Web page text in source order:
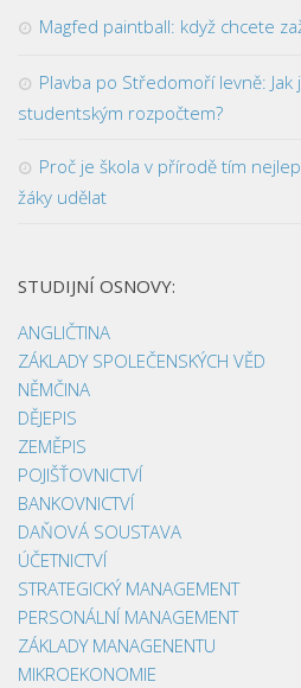
Magfed paintball: když chcete
Plavba po Středomoří levně: Jak
studentským rozpočtem?
Proč je škola v přírodě tím
žáky udělat
STUDIJNÍ OSNOVY:
ANGLIČTINA
ZÁKLADY SPOLEČENSKÝCH VĚD
NĚMČINA
DĚJEPIS
ZEMĚPIS
POJIŠŤOVNICTVÍ
BANKOVNICTVÍ
DAŇOVÁ SOUSTAVA
ÚČETNICTVÍ
STRATEGICKÝ MANAGEMENT
PERSONÁLNÍ MANAGEMENT
ZÁKLADY MANAGENENTU
MIKROEKONOMIE